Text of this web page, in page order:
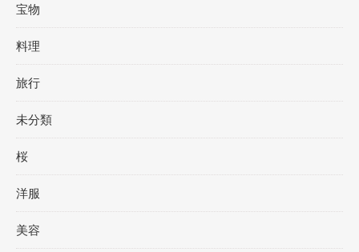
宝物
料理
旅行
未分類
桜
洋服
美容